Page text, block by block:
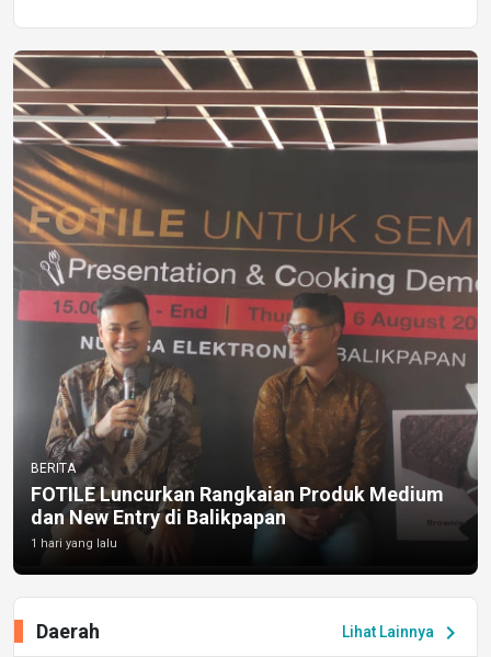
BERITA
FOTILE Luncurkan Rangkaian Produk Medium
dan New Entry di Balikpapan
1 hari yang lalu
Lihat Lainnya chevron_right
Daerah